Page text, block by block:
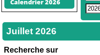
Calendrier 2026
Juillet 2026
Recherche sur